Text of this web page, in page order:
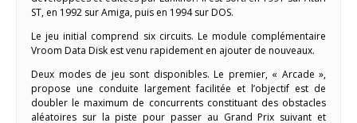
ST, en 1992 sur Amiga, puis en 1994 sur DOS.
Le jeu initial comprend six circuits. Le module complémentaire
Vroom Data Disk est venu rapidement en ajouter de nouveaux.
Deux modes de jeu sont disponibles. Le premier, « Arcade »,
propose une conduite largement facilitée et l’objectif est de
doubler le maximum de concurrents constituant des obstacles
aléatoires sur la piste pour passer au Grand Prix suivant et